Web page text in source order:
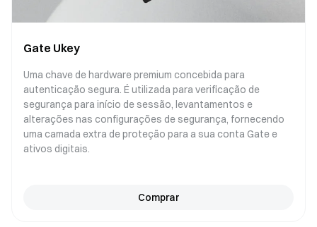
Gate Ukey
Uma chave de hardware premium concebida para
autenticação segura. É utilizada para verificação de
segurança para início de sessão, levantamentos e
alterações nas configurações de segurança, fornecendo
uma camada extra de proteção para a sua conta Gate e
ativos digitais.
Comprar